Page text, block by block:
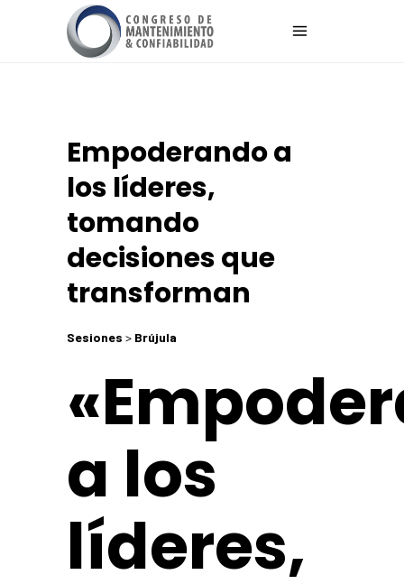
Empoderando a
los líderes,
tomando
decisiones que
transforman
Sesiones > Brújula
a los
líderes,